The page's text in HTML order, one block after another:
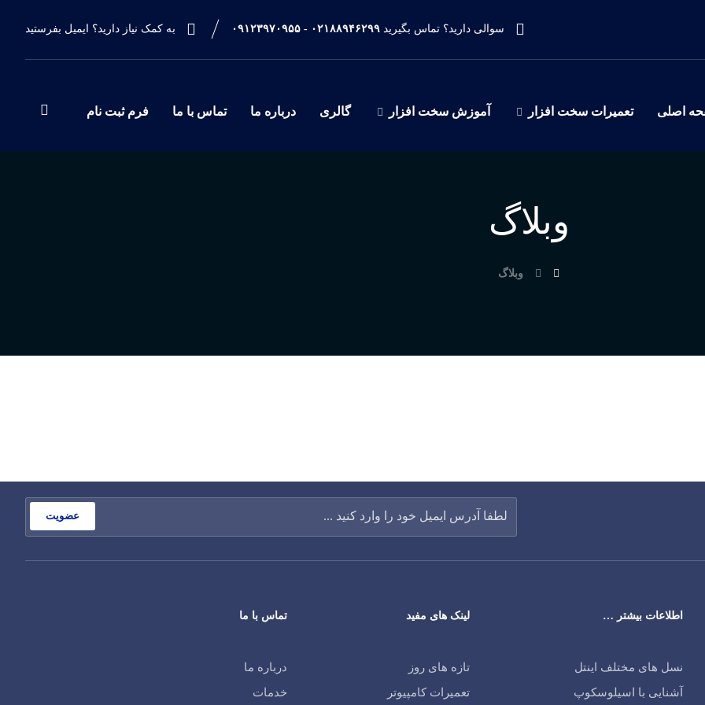
به کمک نیاز دارید؟ ایمیل بفرستید سوالی دارید؟ تماس بگیرید ۰۲۱۸۸۹۴۶۲۹۹ - ۰۹۱۲۳۹۷۰۹۵۵
اصلی تعمیرات سخت افزار آموزش سخت افزار گالری درباره ما تماس با ما فرم ثبت نام
وبلاگ
وبلاگ
عضویت
اطلاعات بیشتر …
نسل های مختلف اینتل
آشنایی با اسیلوسکوپ
لینک های مفید
تازه های روز
تعمیرات کامپیوتر
تماس با ما
درباره ما
خدمات